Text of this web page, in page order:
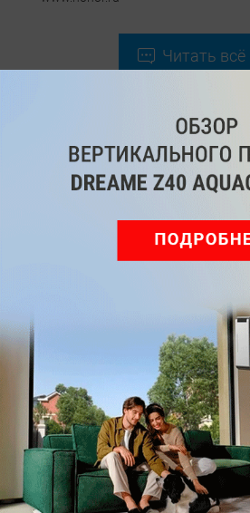
Читать всё
оставить комментарий
Рекомендуем
Обзор вертикального пылесоса